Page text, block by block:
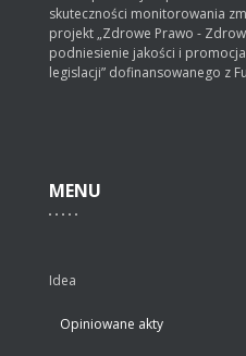
skuteczności monitorowania
projekt „Zdrowe Prawo -
podniesienie jakości i
legislacji” dofinansowanego z
MENU
Idea
Opiniowane akty